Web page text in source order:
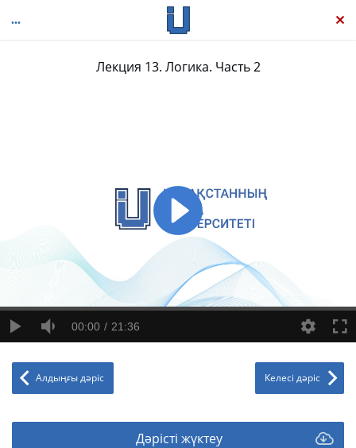
Лекция 13. Логика. Часть 2
00:00 21:36
Алдыңғы дәріс Келесі дәріс
Дәрісті жүктеу